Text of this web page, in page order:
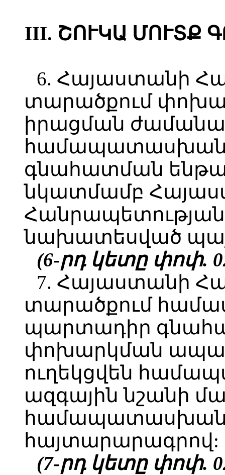
III. ՇՈՒԿԱ ՄՈՒՏՔ
6. Հայաստանի
տարածքում
իրացման
գնահատման
նկատմամբ
Հանրապետության
նախատեսված
(6-րդ կետը փոփ.
7. Հայաստանի
տարածքում
պարտադիր
փոխարկման
ուղեկցվեն
ազգային նշանի
հայտարարագրով:
(7-րդ կետը փոփ.